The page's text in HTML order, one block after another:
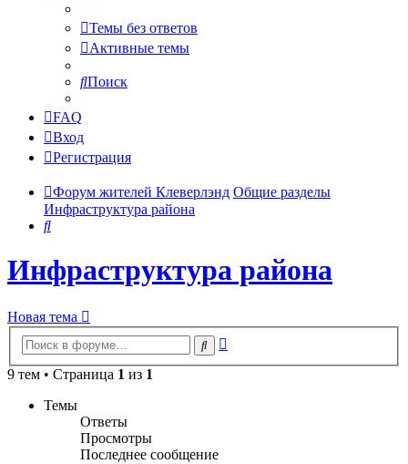
Темы без ответов
Активные темы
Поиск
FAQ
Вход
Регистрация
Форум жителей Клеверлэнд Общие разделы
Инфраструктура района
Поиск
Инфраструктура района
Новая тема
Поиск
9 тем • Страница 1 из 1
Темы
Ответы
Просмотры
Последнее сообщение